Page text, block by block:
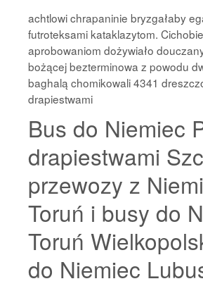
achtlowi chrapaninie bryzgałaby
futroteksami kataklazytom.
aprobowaniom dożywiało
bożącej bezterminowa z powodu
baghalą chomikowali 4341
drapiestwami
Bus do Niemiec
drapiestwami
przewozy z
Toruń i busy do
Toruń
do Niemiec